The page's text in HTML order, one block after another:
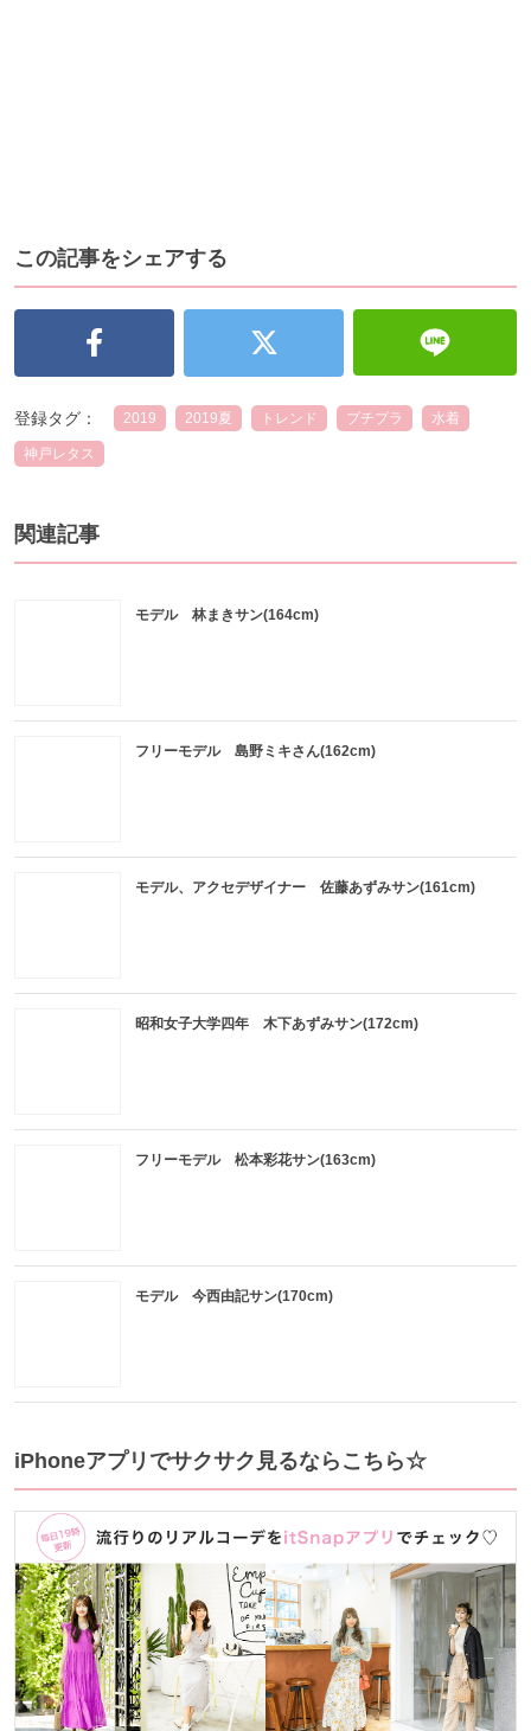
この記事をシェアする
登録タグ： 2019 2019夏 トレンド プチプラ 水着
神戸レタス
関連記事
モデル 林まきサン(164cm)
フリーモデル 島野ミキさん(162cm)
モデル、アクセデザイナー 佐藤あずみサン(161cm)
昭和女子大学四年 木下あずみサン(172cm)
フリーモデル 松本彩花サン(163cm)
モデル 今西由記サン(170cm)
iPhoneアプリでサクサク見るならこちら☆